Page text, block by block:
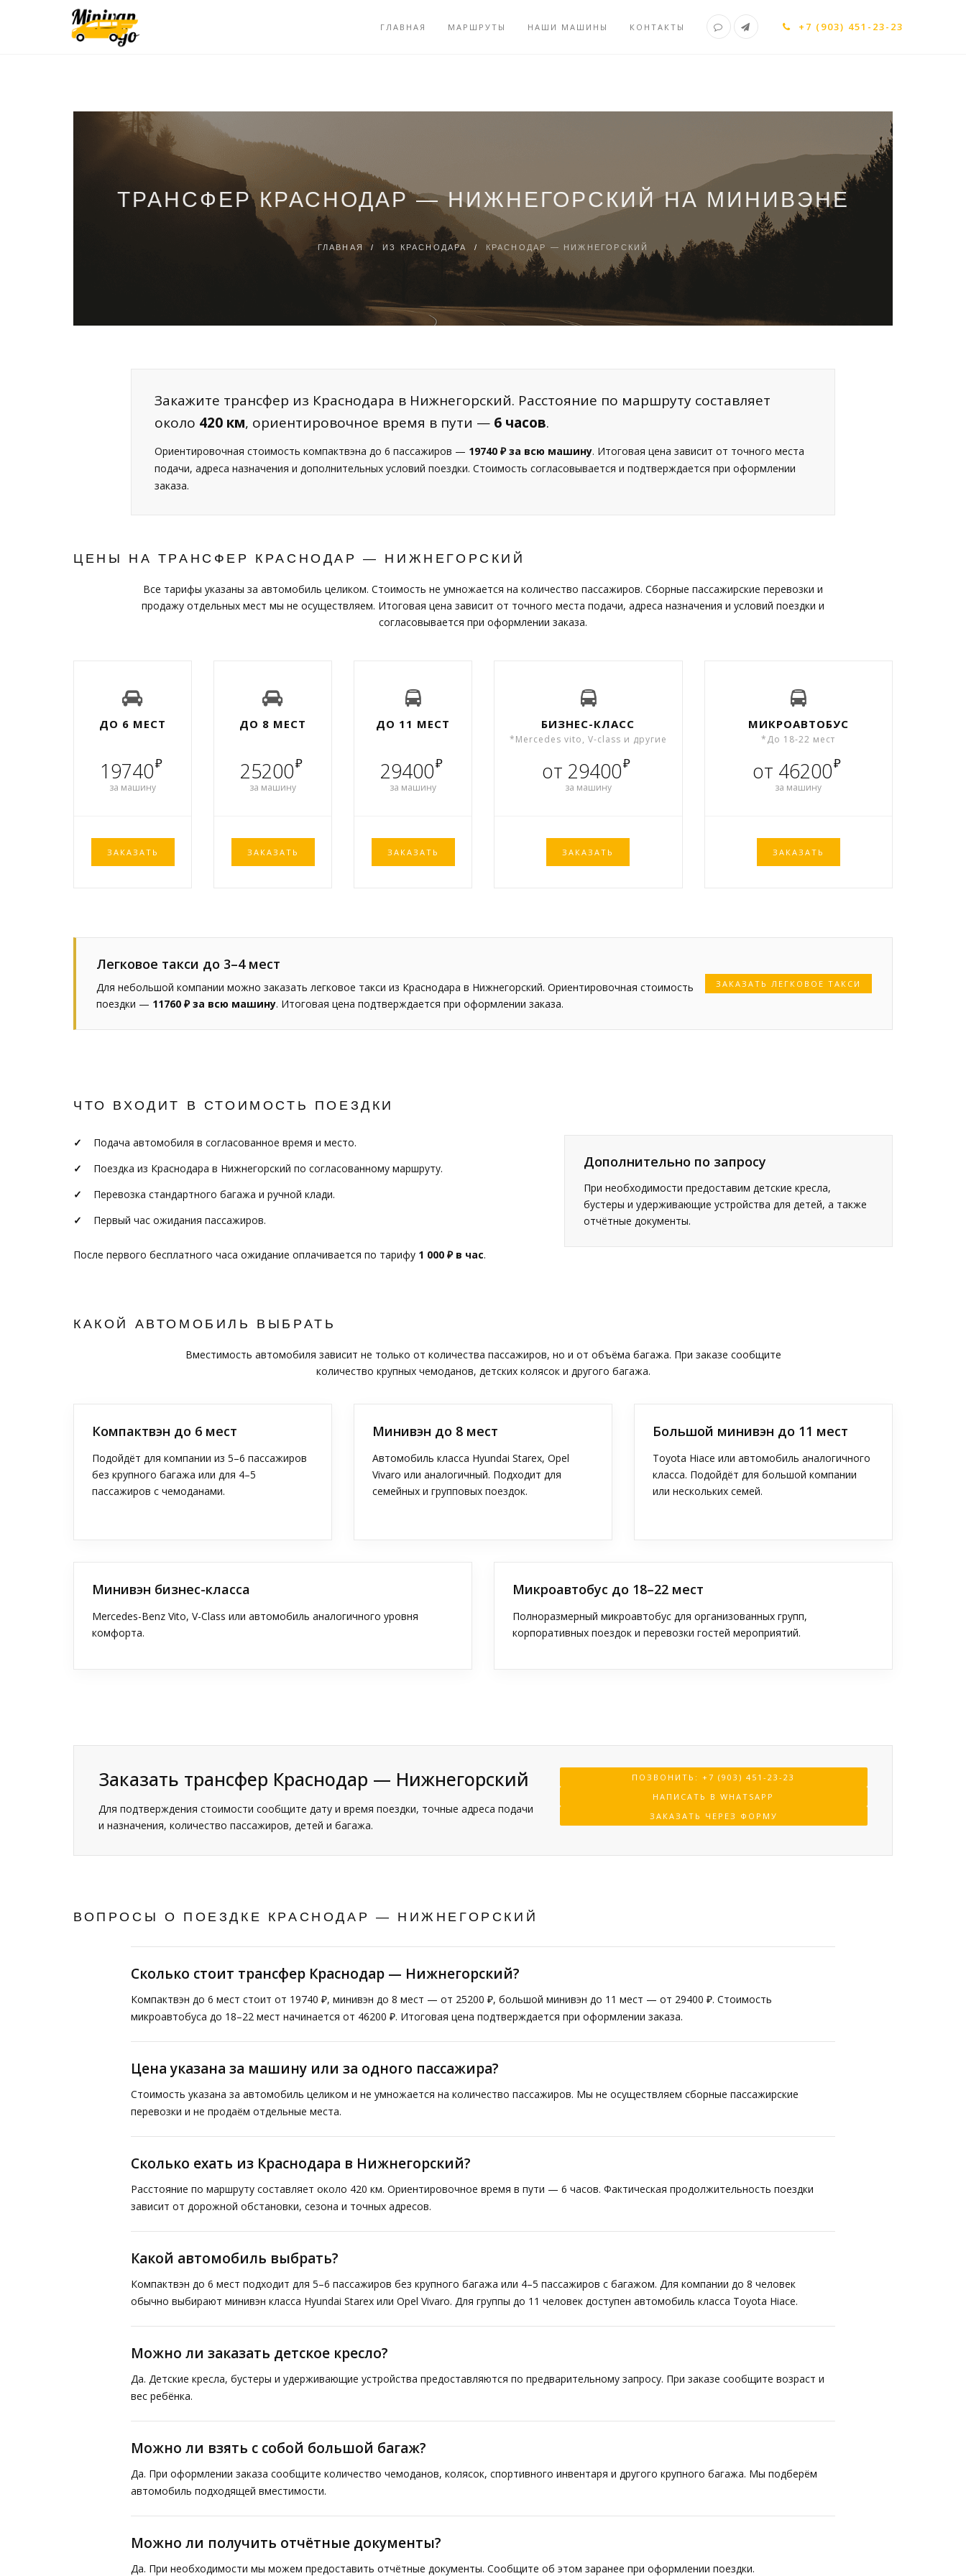
ГЛАВНАЯ МАРШРУТЫ НАШИ МАШИНЫ КОНТАКТЫ +7 (903) 451-23-23
ТРАНСФЕР КРАСНОДАР — НИЖНЕГОРСКИЙ НА МИНИВЭНЕ
ГЛАВНАЯ / ИЗ КРАСНОДАРА / КРАСНОДАР — НИЖНЕГОРСКИЙ
Закажите трансфер из Краснодара в Нижнегорский. Расстояние по маршруту составляет
около 420 км, ориентировочное время в пути — 6 часов.
Ориентировочная стоимость компактвэна до 6 пассажиров — 19740 ₽ за всю машину. Итоговая цена зависит от точного места
подачи, адреса назначения и дополнительных условий поездки. Стоимость согласовывается и подтверждается при оформлении
заказа.
ЦЕНЫ НА ТРАНСФЕР КРАСНОДАР — НИЖНЕГОРСКИЙ
Все тарифы указаны за автомобиль целиком. Стоимость не умножается на количество пассажиров. Сборные пассажирские перевозки и
продажу отдельных мест мы не осуществляем. Итоговая цена зависит от точного места подачи, адреса назначения и условий поездки и
согласовывается при оформлении заказа.
ДО 6 МЕСТ
19740₽
за машину
ЗАКАЗАТЬ
ДО 8 МЕСТ
25200₽
за машину
ЗАКАЗАТЬ
ДО 11 МЕСТ
29400₽
за машину
ЗАКАЗАТЬ
БИЗНЕС-КЛАСС
*Mercedes vito, V-class и другие
от 29400₽
за машину
ЗАКАЗАТЬ
МИКРОАВТОБУС
*До 18-22 мест
от 46200₽
за машину
ЗАКАЗАТЬ
Легковое такси до 3–4 мест
Для небольшой компании можно заказать легковое такси из Краснодара в Нижнегорский. Ориентировочная стоимость
поездки — 11760 ₽ за всю машину. Итоговая цена подтверждается при оформлении заказа.
ЗАКАЗАТЬ ЛЕГКОВОЕ ТАКСИ
ЧТО ВХОДИТ В СТОИМОСТЬ ПОЕЗДКИ
Подача автомобиля в согласованное время и место.
Поездка из Краснодара в Нижнегорский по согласованному маршруту.
Перевозка стандартного багажа и ручной клади.
Первый час ожидания пассажиров.
После первого бесплатного часа ожидание оплачивается по тарифу 1 000 ₽ в час.
Дополнительно по запросу
При необходимости предоставим детские кресла,
бустеры и удерживающие устройства для детей, а также
отчётные документы.
КАКОЙ АВТОМОБИЛЬ ВЫБРАТЬ
Вместимость автомобиля зависит не только от количества пассажиров, но и от объёма багажа. При заказе сообщите
количество крупных чемоданов, детских колясок и другого багажа.
Компактвэн до 6 мест
Подойдёт для компании из 5–6 пассажиров
без крупного багажа или для 4–5
пассажиров с чемоданами.
Минивэн до 8 мест
Автомобиль класса Hyundai Starex, Opel
Vivaro или аналогичный. Подходит для
семейных и групповых поездок.
Большой минивэн до 11 мест
Toyota Hiace или автомобиль аналогичного
класса. Подойдёт для большой компании
или нескольких семей.
Минивэн бизнес-класса
Mercedes-Benz Vito, V-Class или автомобиль аналогичного уровня
комфорта.
Микроавтобус до 18–22 мест
Полноразмерный микроавтобус для организованных групп,
корпоративных поездок и перевозки гостей мероприятий.
Заказать трансфер Краснодар — Нижнегорский
Для подтверждения стоимости сообщите дату и время поездки, точные адреса подачи
и назначения, количество пассажиров, детей и багажа.
ПОЗВОНИТЬ: +7 (903) 451-23-23
НАПИСАТЬ В WHATSAPP
ЗАКАЗАТЬ ЧЕРЕЗ ФОРМУ
ВОПРОСЫ О ПОЕЗДКЕ КРАСНОДАР — НИЖНЕГОРСКИЙ
Сколько стоит трансфер Краснодар — Нижнегорский?
Компактвэн до 6 мест стоит от 19740 ₽, минивэн до 8 мест — от 25200 ₽, большой минивэн до 11 мест — от 29400 ₽. Стоимость
микроавтобуса до 18–22 мест начинается от 46200 ₽. Итоговая цена подтверждается при оформлении заказа.
Цена указана за машину или за одного пассажира?
Стоимость указана за автомобиль целиком и не умножается на количество пассажиров. Мы не осуществляем сборные пассажирские
перевозки и не продаём отдельные места.
Сколько ехать из Краснодара в Нижнегорский?
Расстояние по маршруту составляет около 420 км. Ориентировочное время в пути — 6 часов. Фактическая продолжительность поездки
зависит от дорожной обстановки, сезона и точных адресов.
Какой автомобиль выбрать?
Компактвэн до 6 мест подходит для 5–6 пассажиров без крупного багажа или 4–5 пассажиров с багажом. Для компании до 8 человек
обычно выбирают минивэн класса Hyundai Starex или Opel Vivaro. Для группы до 11 человек доступен автомобиль класса Toyota Hiace.
Можно ли заказать детское кресло?
Да. Детские кресла, бустеры и удерживающие устройства предоставляются по предварительному запросу. При заказе сообщите возраст и
вес ребёнка.
Можно ли взять с собой большой багаж?
Да. При оформлении заказа сообщите количество чемоданов, колясок, спортивного инвентаря и другого крупного багажа. Мы подберём
автомобиль подходящей вместимости.
Можно ли получить отчётные документы?
Да. При необходимости мы можем предоставить отчётные документы. Сообщите об этом заранее при оформлении поездки.